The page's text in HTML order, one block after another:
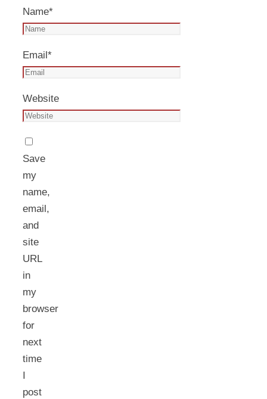
Name*
Email*
Website
Save
my
name,
email,
and
site
URL
in
my
browser
for
next
time
I
post